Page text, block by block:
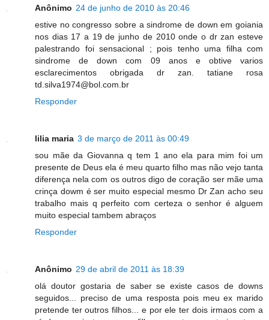
Anônimo 24 de junho de 2010 às 20:46
estive no congresso sobre a sindrome de down em goiania
nos dias 17 a 19 de junho de 2010 onde o dr zan esteve
palestrando foi sensacional ; pois tenho uma filha com
sindrome de down com 09 anos e obtive varios
esclarecimentos obrigada dr zan. tatiane rosa
td.silva1974@bol.com.br
Responder
lilia maria 3 de março de 2011 às 00:49
sou mãe da Giovanna q tem 1 ano ela para mim foi um
presente de Deus ela é meu quarto filho mas não vejo tanta
diferença nela com os outros digo de coração ser mãe uma
crinça dowm é ser muito especial mesmo Dr Zan acho seu
trabalho mais q perfeito com certeza o senhor é alguem
muito especial tambem abraços
Responder
Anônimo 29 de abril de 2011 às 18:39
olá doutor gostaria de saber se existe casos de downs
seguidos... preciso de uma resposta pois meu ex marido
pretende ter outros filhos... e por ele ter dois irmaos com a